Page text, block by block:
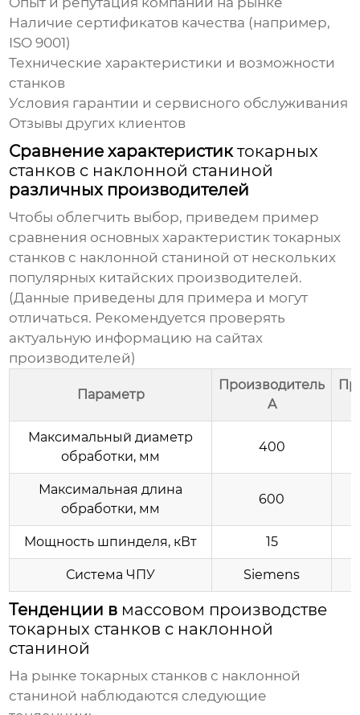
Наличие сертификатов качества (например,
ISO 9001)
Технические характеристики и возможности
станков
Условия гарантии и сервисного обслуживания
Отзывы других клиентов
Сравнение характеристиктокарных
станков с наклонной станиной
различных производителей
Чтобы облегчить выбор, приведем пример
сравнения основных характеристиктокарных
станков с наклонной станиной от нескольких
популярных китайских производителей.
(Данные приведены для примера и могут
отличаться. Рекомендуется проверять
актуальную информацию на сайтах
производителей)
Параметр
Производитель
A
Максимальный диаметр
обработки, мм
400
Максимальная длина
обработки, мм
600
Мощность шпинделя, кВт 15
Система ЧПУ Siemens
Тенденции в массовом производстве
токарных станков с наклонной
станиной
На рынкетокарных станков с наклонной
станиной наблюдаются следующие